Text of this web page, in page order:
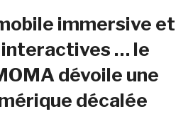
immersive et
… le
dévoile une
décalée